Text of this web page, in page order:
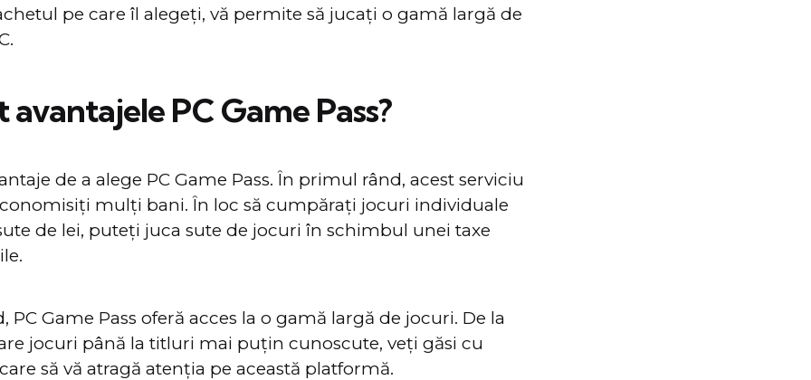
pe care îl alegeți, vă permite să jucați o gamă largă de
avantajele PC Game Pass?
de a alege PC Game Pass. În primul rând, acest serviciu
mulți bani. În loc să cumpărați jocuri individuale
de lei, puteți juca sute de jocuri în schimbul unei taxe
PC Game Pass oferă acces la o gamă largă de jocuri. De la
jocuri până la titluri mai puțin cunoscute, veți găsi cu
să vă atragă atenția pe această platformă.